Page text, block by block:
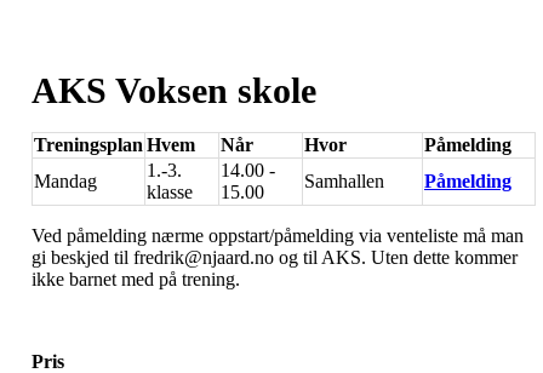
AKS Voksen skole
Treningsplan Hvem Når Hvor
Påmelding
Mandag
1.-3.
klasse
14.00 -
15.00
Samhallen Påmelding
Ved påmelding nærme oppstart/påmelding via venteliste må man
gi beskjed til fredrik@njaard.no og til AKS. Uten dette kommer
ikke barnet med på trening.
Pris